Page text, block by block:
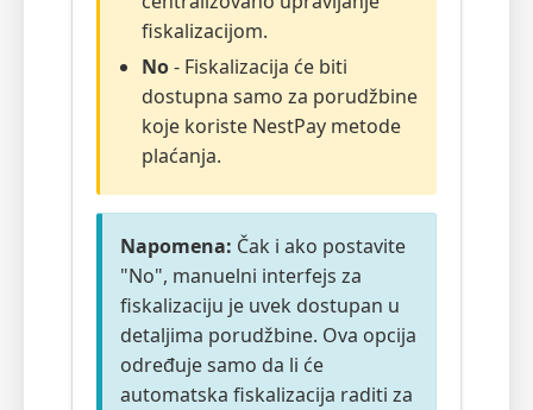
fiskalizacijom.
No- Fiskalizacija će biti
dostupna samo za porudžbine
koje koriste NestPay metode
plaćanja.
Napomena: Čak i ako postavite
"No", manuelni interfejs za
fiskalizaciju je uvek dostupan u
detaljima porudžbine. Ova opcija
određuje samo da li će
automatska fiskalizacija raditi za